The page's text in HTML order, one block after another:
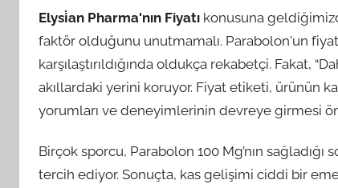
Elysi̇an Pharma'nın Fiyatı konusuna
faktör olduğunu unutmamalı. Parabolon'un
karşılaştırıldığında oldukça rekabetçi. Fakat,
akıllardaki yerini koruyor. Fiyat etiketi, ürünün
yorumları ve deneyimlerinin devreye girmesi
Birçok sporcu, Parabolon 100 Mg’nın
tercih ediyor. Sonuçta, kas gelişimi ciddi bir